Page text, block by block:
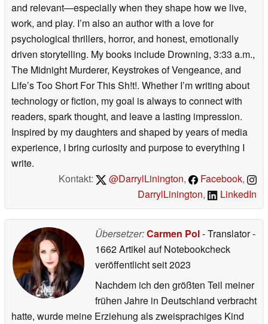
and relevant—especially when they shape how we live,
work, and play. I’m also an author with a love for
psychological thrillers, horror, and honest, emotionally
driven storytelling. My books include Drowning, 3:33 a.m.,
The Midnight Murderer, Keystrokes of Vengeance, and
Life’s Too Short For This Sh!t!. Whether I’m writing about
technology or fiction, my goal is always to connect with
readers, spark thought, and leave a lasting impression.
Inspired by my daughters and shaped by years of media
experience, I bring curiosity and purpose to everything I
write.
Kontakt:
@DarrylLinington, Facebook,
DarrylLinington, LinkedIn
Übersetzer:Carmen Pol- Translator-
1662 Artikel auf Notebookcheck
veröffentlichtseit 2023
Nachdem ich den größten Teil meiner
frühen Jahre in Deutschland verbracht
hatte, wurde meine Erziehung als zweisprachiges Kind